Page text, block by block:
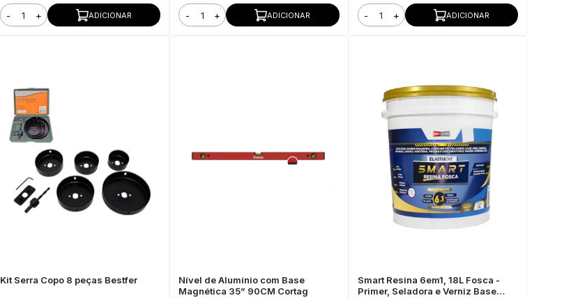
- + ADICIONAR - + ADICIONAR - + ADICIONAR
Kit Serra Copo 8 peças Bestfer
Nível de Alumínio com Base
Magnética 35” 90CM Cortag
Smart Resina 6em1, 18L Fosca -
Primer, Seladora e Verniz Base